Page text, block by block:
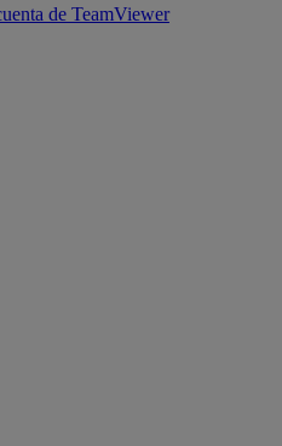
de TeamViewer